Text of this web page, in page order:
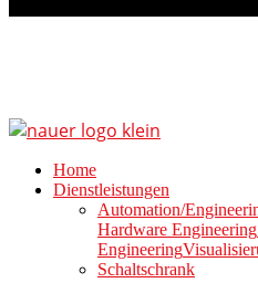
Home
Dienstleistungen
Automation/
Hardware Engineering
Engineering
Schaltschrank